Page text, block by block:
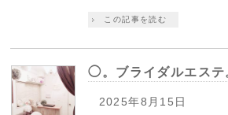
この記事を読む
◯。ブライダルエス
2025年8月15日